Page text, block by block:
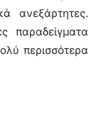
ανεξάρτητες.
παραδείγματα
περισσότερα